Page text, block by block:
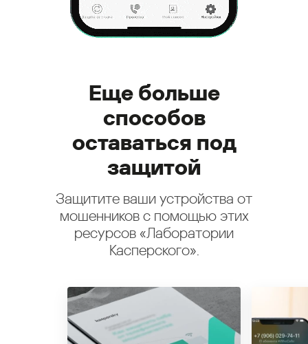
Еще больше
способов
оставаться под
защитой
Защитите ваши устройства от
мошенников с помощью этих
ресурсов «Лаборатории
Касперского».